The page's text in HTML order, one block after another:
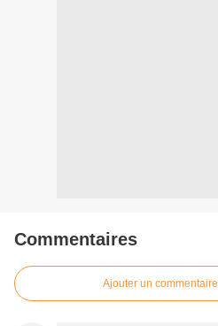
Commentaires
Ajouter un commentaire